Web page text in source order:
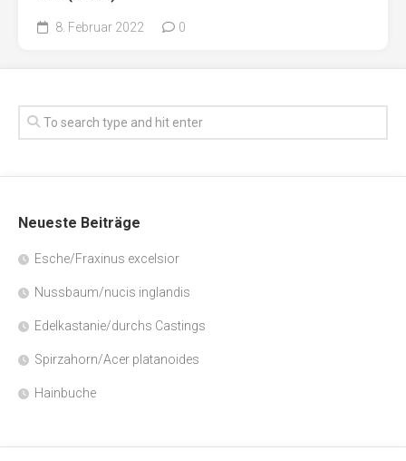
8. Februar 2022 0
Neueste Beiträge
Esche/Fraxinus excelsior
Nussbaum/nucis inglandis
Edelkastanie/durchs Castings
Spirzahorn/Acer platanoides
Hainbuche